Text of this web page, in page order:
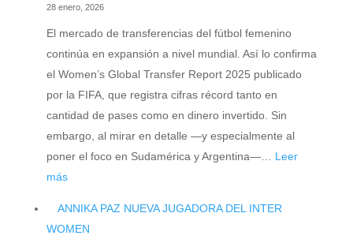
28 enero, 2026
El mercado de transferencias del fútbol femenino
continúa en expansión a nivel mundial. Así lo confirma
el Women’s Global Transfer Report 2025 publicado
por la FIFA, que registra cifras récord tanto en
cantidad de pases como en dinero invertido. Sin
embargo, al mirar en detalle —y especialmente al
poner el foco en Sudamérica y Argentina—… Leer
más:
ANNIKA PAZ NUEVA JUGADORA DEL INTER
WOMEN